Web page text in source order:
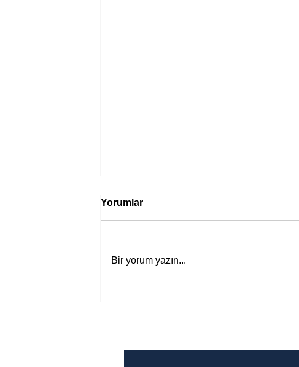
Yorumlar
Bir yorum yazın...